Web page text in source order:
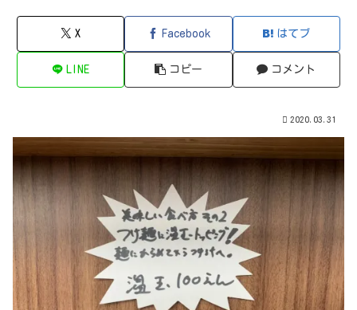
X Facebook はてブ
LINE コピー コメント
2020.03.31